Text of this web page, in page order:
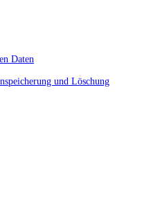
Daten
und Löschung